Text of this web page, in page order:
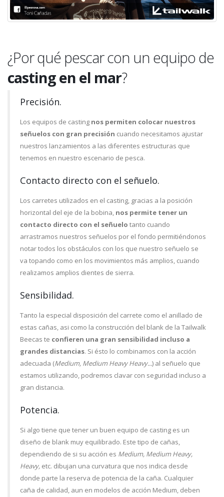
¿Por qué pescar con un equipo de
casting en el mar?
Precisión.
Los equipos de casting nos permiten colocar nuestros
señuelos con gran precisión cuando necesitamos ajustar
nuestros lanzamientos a las diferentes estructuras que
tenemos en nuestro escenario de pesca.
Contacto directo con el señuelo.
Los carretes utilizados en el casting, gracias a la posición
horizontal del eje de la bobina, nos permite tener un
contacto directo con el señuelo tanto cuando
arrastramos nuestros señuelos por el fondo permitiéndonos
notar todos los obstáculos con los que nuestro señuelo se
va topando como en los movimientos más amplios, cuando
realizamos amplios dientes de sierra.
Sensibilidad.
Tanto la especial disposición del carrete como el anillado de
estas cañas, asi como la construcción del blank de la Tailwalk
Beecas te confieren una gran sensibilidad incluso a
grandes distancias. Si ésto lo combinamos con la acción
adecuada (Medium, Medium Heavy Heavy...) al señuelo que
estamos utilizando, podremos clavar con seguridad incluso a
gran distancia.
Potencia.
Si algo tiene que tener un buen equipo de casting es un
diseño de blank muy equilibrado. Este tipo de cañas,
dependiendo de si su acción es Medium, Medium Heavy,
Heavy, etc. dibujan una curvatura que nos indica desde
donde parte la reserva de potencia de la caña. Cualquier
caña de calidad, aun en modelos de acción Medium, deben